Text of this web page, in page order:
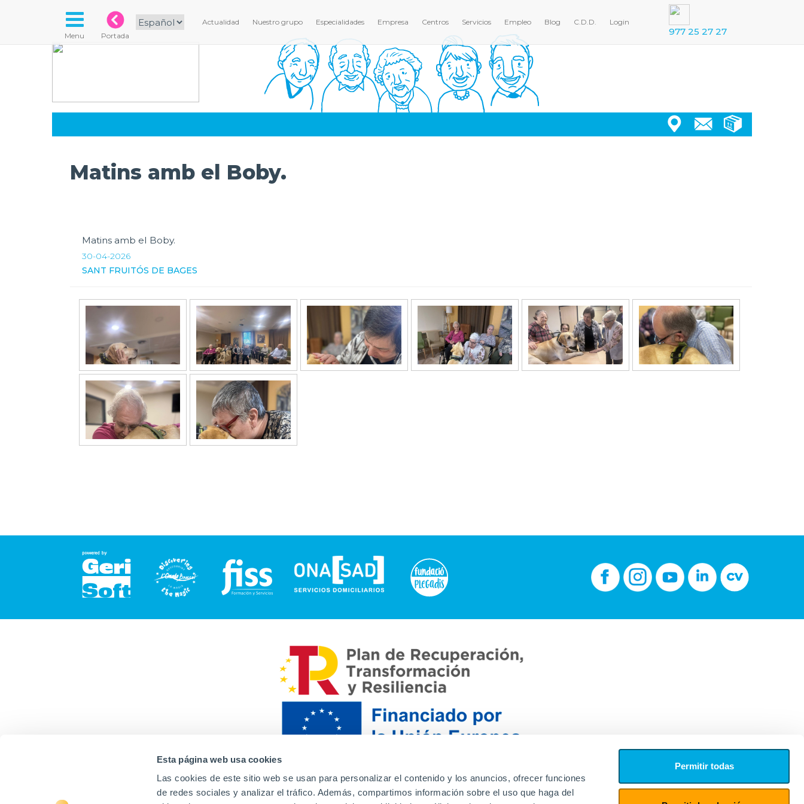
Esta página web usa cookies
Las cookies de este sitio web se usan para personalizar el contenido y los anuncios, ofrecer funciones
de redes sociales y analizar el tráfico. Además, compartimos información sobre el uso que haga del
Permitir todas
Actualidad Nuestro grupo Especialidades Empresa Centros Servicios Empleo Blog C.D.D. Login
977 25 27 27
Menu Portada
Matins amb el Boby.
Matins amb el Boby.
30-04-2026
SANT FRUITÓS DE BAGES